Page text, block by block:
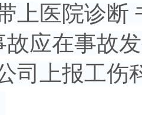
上医院诊
应在事故
司上报工伤